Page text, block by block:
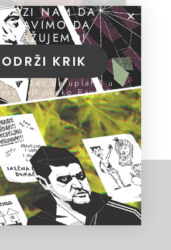
NAM DA
DA
KRIK
možeš da uplatiš u
ili preko PayPal-a